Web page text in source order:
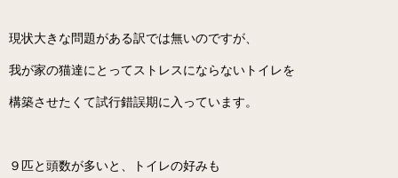
現状大きな問題がある訳では無いのですが、
我が家の猫達にとってストレスにならないトイレを
構築させたくて試行錯誤期に入っています。
９匹と頭数が多いと、トイレの好みも